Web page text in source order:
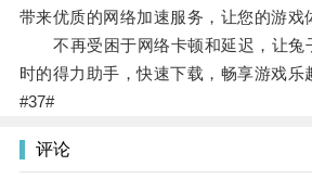
带来优质的网络加速服务，让您的游戏
不再受困于网络卡顿和延迟，让兔
时的得力助手，快速下载，畅享游戏乐
#37#
评论